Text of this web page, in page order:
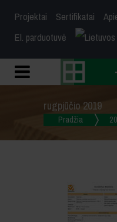
Projektai Sertifikatai
El. parduotuvė
rugpjūčio 2019
Pradžia